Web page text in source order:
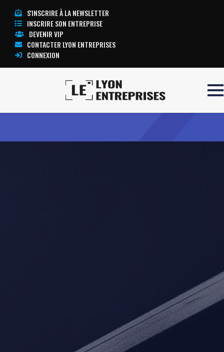
S'INSCRIRE À LA NEWSLETTER
INSCRIRE SON ENTREPRISE
DEVENIR VIP
CONTACTER LYON ENTREPRISES
CONNEXION